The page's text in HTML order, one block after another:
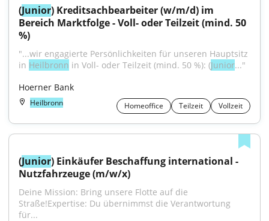
(Junior) Kreditsachbearbeiter (w/m/d) im
Bereich Marktfolge - Voll- oder Teilzeit (mind. 50
%)
"...wir engagierte Persönlichkeiten für unseren Hauptsitz
in Heilbronn in Voll- oder Teilzeit (mind. 50 %): (Junior..."
Hoerner Bank
Heilbronn Homeoffice Teilzeit Vollzeit
(Junior) Einkäufer Beschaffung international -
Nutzfahrzeuge (m/w/x)
Deine Mission: Bring unsere Flotte auf die
Straße!Expertise: Du übernimmst die Verantwortung
für...